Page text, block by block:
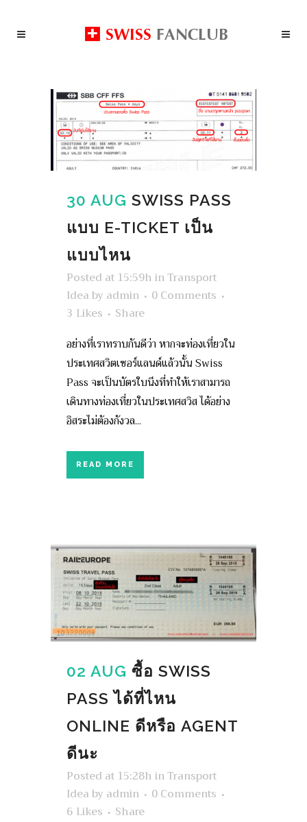
30 AUG SWISS PASS
แบบ E-TICKET เป็น
แบบไหน
Posted at 15:59hinTransport
Idea by admin
0 Comments
3 Likes
Share
อย่างที่เราทราบกันดีว่า หากจะท่องเที่ยวใน
ประเทศสวิตเซอร์แลนด์แล้วนั้น Swiss
Pass จะเป็นบัตรใบนึงที่ทำให้เราสามารถ
เดินทางท่องเที่ยวในประเทศสวิส ได้อย่าง
อิสระไม่ต้องกังวล...
READ MORE
02 AUG ซื้อ SWISS
PASS ได้ที่ไหน
ONLINE ดีหรือ AGENT
ดีนะ
Posted at 15:28hinTransport
Idea by admin
0 Comments
6 Likes
Share